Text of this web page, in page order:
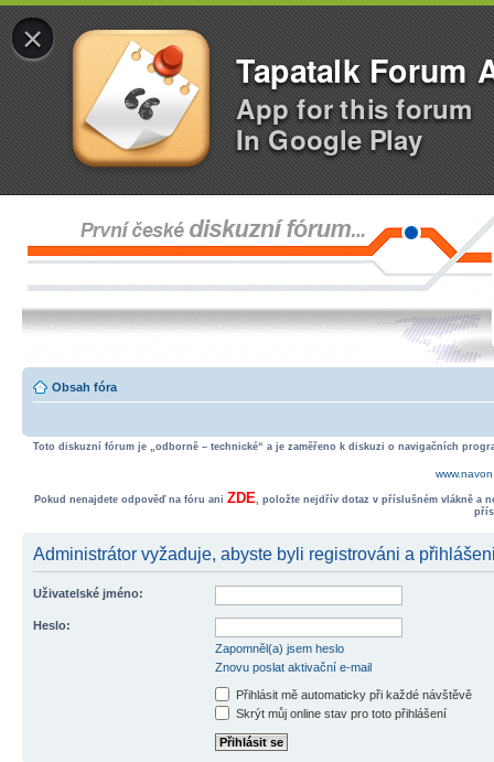
×
Tapatalk Forum
App for this forum
In Google Play
Obsah fóra
Toto diskuzní fórum je „odborně – technické“ a je zaměřeno k diskuzi o navigačních
Pokud nenajdete odpověď na fóru ani ZDE, položte nejdřív dotaz v příslušném vlákně a
Administrátor vyžaduje, abyste byli registrováni a
Uživatelské jméno:
Heslo:
Zapomněl(a) jsem heslo
Znovu poslat aktivační e-mail
Přihlásit mě automaticky při každé návštěvě
Skrýt můj online stav pro toto přihlášení